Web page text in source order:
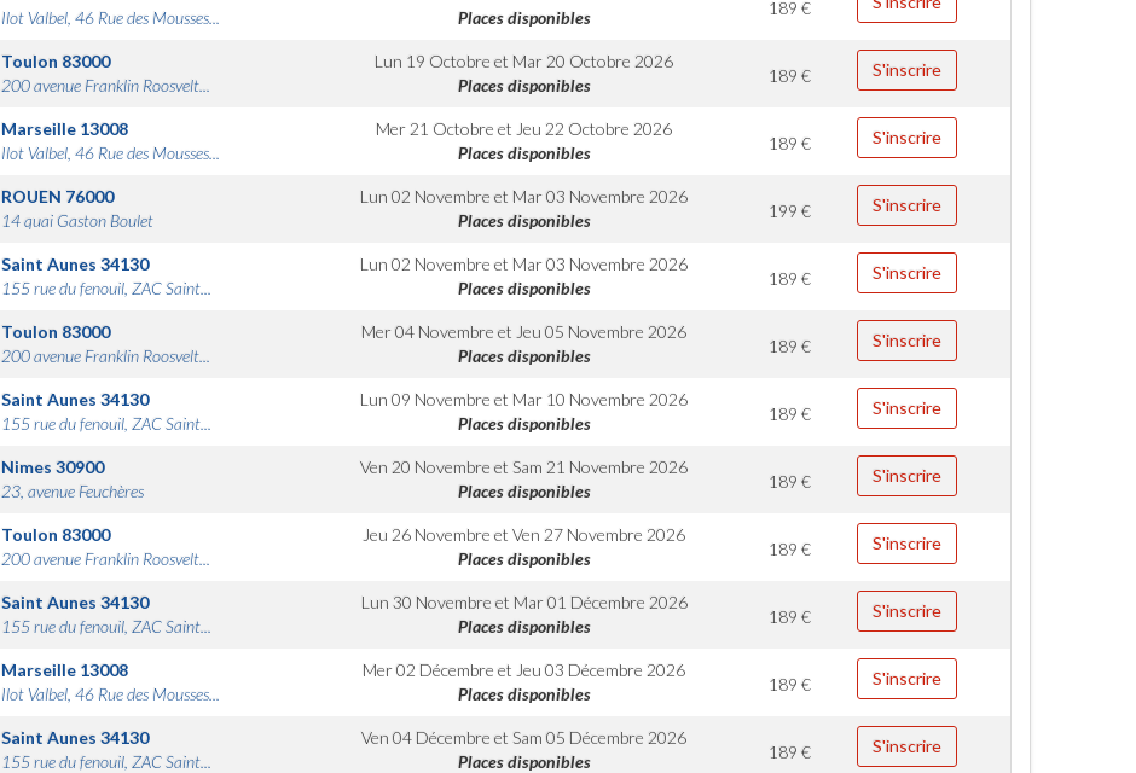
Ilot Valbel, 46 Rue des Mousses...
Places disponibles
189€
Toulon 83000
200 avenue Franklin Roosvelt...
Lun 19 Octobre et Mar 20 Octobre 2026
Places disponibles
189€ S'inscrire
Marseille 13008
Ilot Valbel, 46 Rue des Mousses...
Mer 21 Octobre et Jeu 22 Octobre 2026
Places disponibles
189€ S'inscrire
ROUEN 76000
14 quai Gaston Boulet
Lun 02 Novembre et Mar 03 Novembre 2026
Places disponibles
199€ S'inscrire
Saint Aunes 34130
155 rue du fenouil, ZAC Saint...
Lun 02 Novembre et Mar 03 Novembre 2026
Places disponibles
189€ S'inscrire
Toulon 83000
200 avenue Franklin Roosvelt...
Mer 04 Novembre et Jeu 05 Novembre 2026
Places disponibles
189€ S'inscrire
Saint Aunes 34130
155 rue du fenouil, ZAC Saint...
Lun 09 Novembre et Mar 10 Novembre 2026
Places disponibles
189€ S'inscrire
Nimes 30900
23, avenue Feuchères
Ven 20 Novembre etSam 21 Novembre 2026
Places disponibles
189€ S'inscrire
Toulon 83000
200 avenue Franklin Roosvelt...
Jeu 26 Novembre etVen 27 Novembre 2026
Places disponibles
189€ S'inscrire
Saint Aunes 34130
155 rue du fenouil, ZAC Saint...
Lun 30 Novembre et Mar 01 Décembre 2026
Places disponibles
189€ S'inscrire
Marseille 13008
Ilot Valbel, 46 Rue des Mousses...
Mer 02 Décembre et Jeu 03 Décembre 2026
Places disponibles
189€ S'inscrire
Saint Aunes 34130
155 rue du fenouil, ZAC Saint...
Ven 04 Décembre etSam 05 Décembre 2026
Places disponibles
189€ S'inscrire